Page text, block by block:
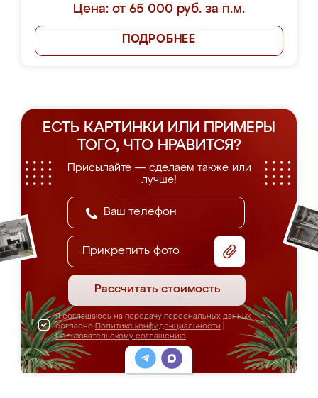
Цена: от 65 000 руб. за п.м.
ПОДРОБНЕЕ
ЕСТЬ КАРТИНКИ ИЛИ ПРИМЕРЫ
ТОГО, ЧТО НРАВИТСЯ?
Присылайте — сделаем также или
лучше!
Прикрепить фото
Рассчитать стоимость
Я соглашаюсь на передачу персональных данных
согласно Политике конфиденциальности
Пользовательскому соглашению